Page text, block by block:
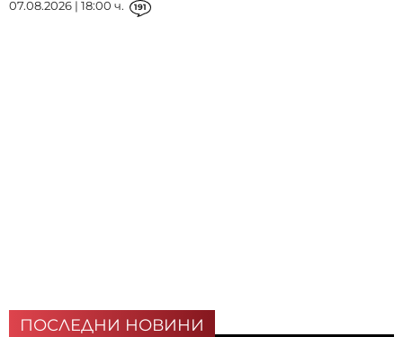
07.08.2026 | 18:00 ч. 191
ПОСЛЕДНИ НОВИНИ